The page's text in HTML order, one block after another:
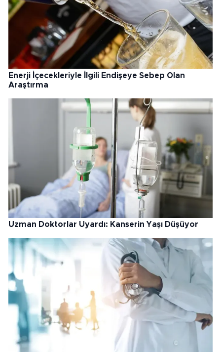
Enerji İçecekleriyle İlgili Endişeye Sebep Olan
Araştırma
Uzman Doktorlar Uyardı: Kanserin Yaşı Düşüyor